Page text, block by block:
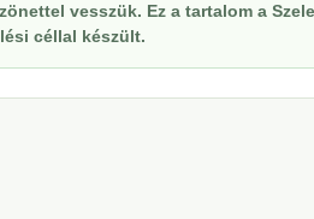
vesszük. Ez a tartalom a
céllal készült.